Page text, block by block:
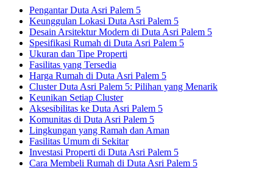
Pengantar Duta Asri Palem 5
Keunggulan Lokasi Duta Asri Palem 5
Desain Arsitektur Modern di Duta Asri Palem 5
Spesifikasi Rumah di Duta Asri Palem 5
Ukuran dan Tipe Properti
Fasilitas yang Tersedia
Harga Rumah di Duta Asri Palem 5
Cluster Duta Asri Palem 5: Pilihan yang Menarik
Keunikan Setiap Cluster
Aksesibilitas ke Duta Asri Palem 5
Komunitas di Duta Asri Palem 5
Lingkungan yang Ramah dan Aman
Fasilitas Umum di Sekitar
Investasi Properti di Duta Asri Palem 5
Cara Membeli Rumah di Duta Asri Palem 5